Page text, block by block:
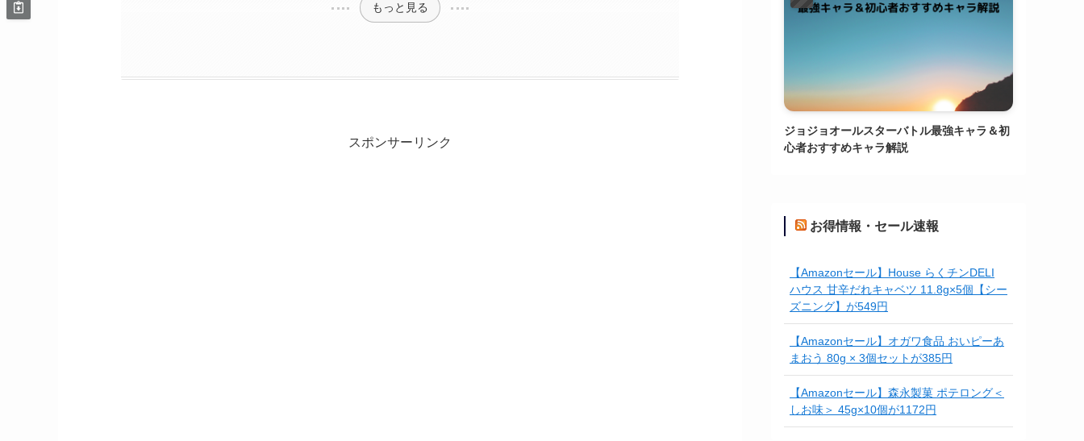
もっと見る
スポンサーリンク
ジョジョオールスターバトル最強キャラ＆初
心者おすすめキャラ解説
お得情報・セール速報
【Amazonセール】House らくチンDELI
ハウス 甘辛だれキャベツ 11.8g×5個【シー
ズニング】が549円
【Amazonセール】オガワ食品 おいピーあ
まおう 80g × 3個セットが385円
【Amazonセール】森永製菓 ポテロング＜
しお味＞ 45g×10個が1172円